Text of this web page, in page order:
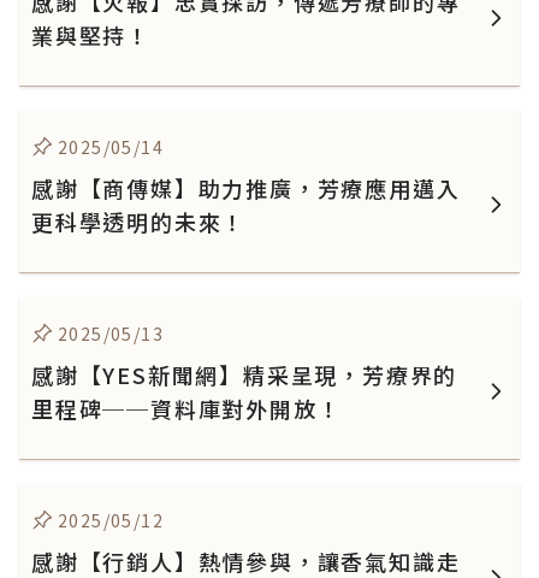
業與堅持！
2025/05/14
感謝【商傳媒】助力推廣，芳療應用邁入
更科學透明的未來！
2025/05/13
感謝【YES新聞網】精采呈現，芳療界的
里程碑──資料庫對外開放！
2025/05/12
感謝【行銷人】熱情參與，讓香氣知識走